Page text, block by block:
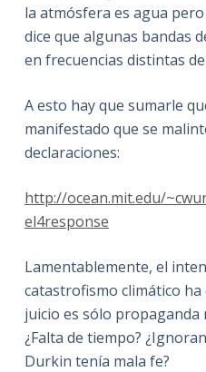
la atmósfera es agua
dice que algunas bandas
en frecuencias distintas
A esto hay que sumarle
manifestado que se
declaraciones:
http://ocean.mit.edu/
el4response
Lamentablemente, el
catastrofismo climático ha
juicio es sólo propaganda
¿Falta de tiempo?
Durkin tenía mala fe?